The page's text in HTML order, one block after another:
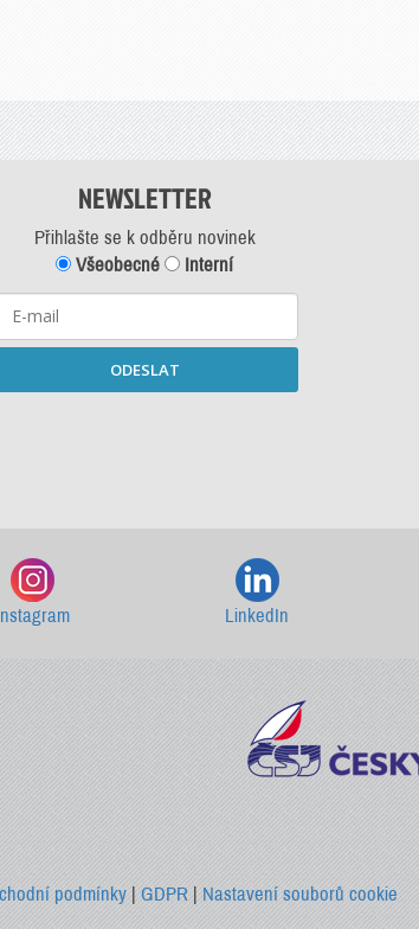
NEWSLETTER
Přihlašte se k odběru novinek
Všeobecné
Interní
ODESLAT
LinkedIn
podmínky| GDPR|Nastavení souborů cookie